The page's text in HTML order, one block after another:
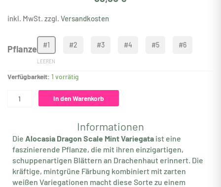
inkl. MwSt. zzgl. Versandkosten
Pflanze #1 #2 #3 #4 #5 #6
LEEREN
Verfügbarkeit: 1 vorrätig
Dragon
Stardust
Menge
In den Warenkorb
Informationen
Die Alocasia Dragon Scale Mint Variegata ist eine
faszinierende Pflanze, die mit ihren einzigartigen,
schuppenartigen Blättern an Drachenhaut erinnert. Die
kräftige, mintgrüne Färbung kombiniert mit zarten
weißen Variegationen macht diese Sorte zu einem